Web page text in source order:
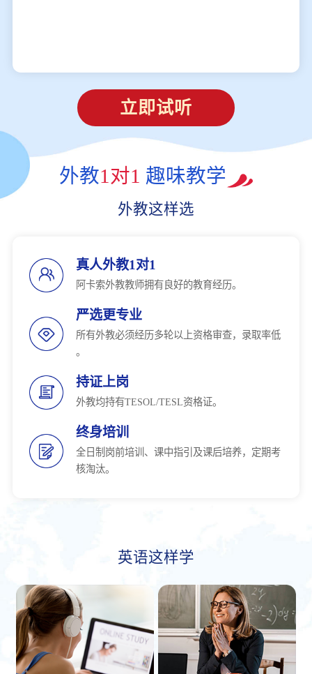
立即试听
外教1对1 趣味教学
外教这样选
真人外教1对1
阿卡索外教教师拥有良好的教育经历。
严选更专业
所有外教必须经历多轮以上资格审查，录取率低
。
持证上岗
外教均持有TESOL/TESL资格证。
终身培训
全日制岗前培训、课中指引及课后培养，定期考
核淘汰。
英语这样学